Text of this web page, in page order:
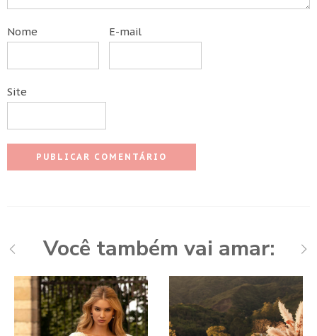
Nome E-mail
Site
Você também vai amar: